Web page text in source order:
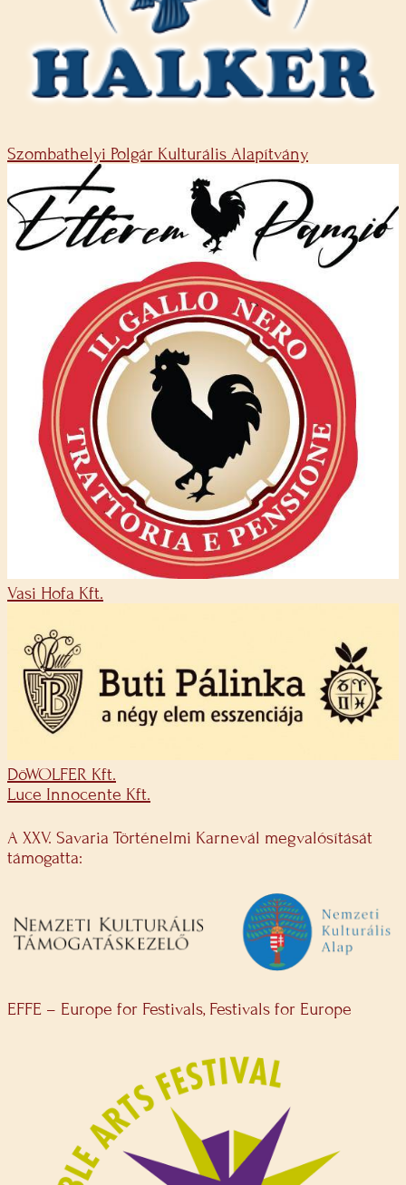
Szombathelyi Polgár Kulturális Alapítvány
Vasi Hofa Kft.
DöWOLFER Kft.
Luce Innocente Kft.
A XXV. Savaria Történelmi Karnevál megvalósítását
támogatta:
EFFE – Europe for Festivals, Festivals for Europe